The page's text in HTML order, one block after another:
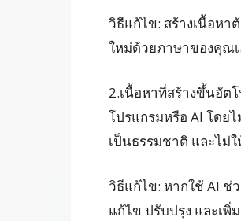
วิธีแก้ไข: สร้างเนื้อหา
ใหม่ด้วยภาษาของคุณเ
2.เนื้อหาที่สร้างขึ้นอัต
โปรแกรมหรือ AI โดย
เป็นธรรมชาติ และไม่
วิธีแก้ไข: หากใช้ AI ช่
แก้ไข ปรับปรุง และเพิ่